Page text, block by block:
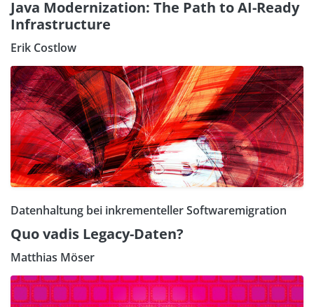
Java Modernization: The Path to AI-Ready
Infrastructure
Erik Costlow
Datenhaltung bei inkrementeller Softwaremigration
Quo vadis Legacy-Daten?
Matthias Möser